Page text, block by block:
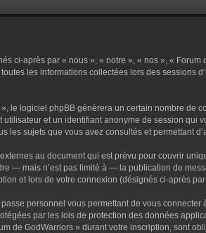
ci-après par « nous », « notre », « nos », « Forum
les informations collectées lors des sessions
le logiciel phpBB génèrera un certain nombre de
et un identifiant anonyme de session qui
sujets que vous avez consultés et permettant
au document qui est prévu pour couvrir
— mais n’est pas limité à — la publication de
et lors de votre connexion (désignés ci-après par
personnel vous permettant de vous
par les lois de protection des données
de GodWarriors » durant votre inscription, sont